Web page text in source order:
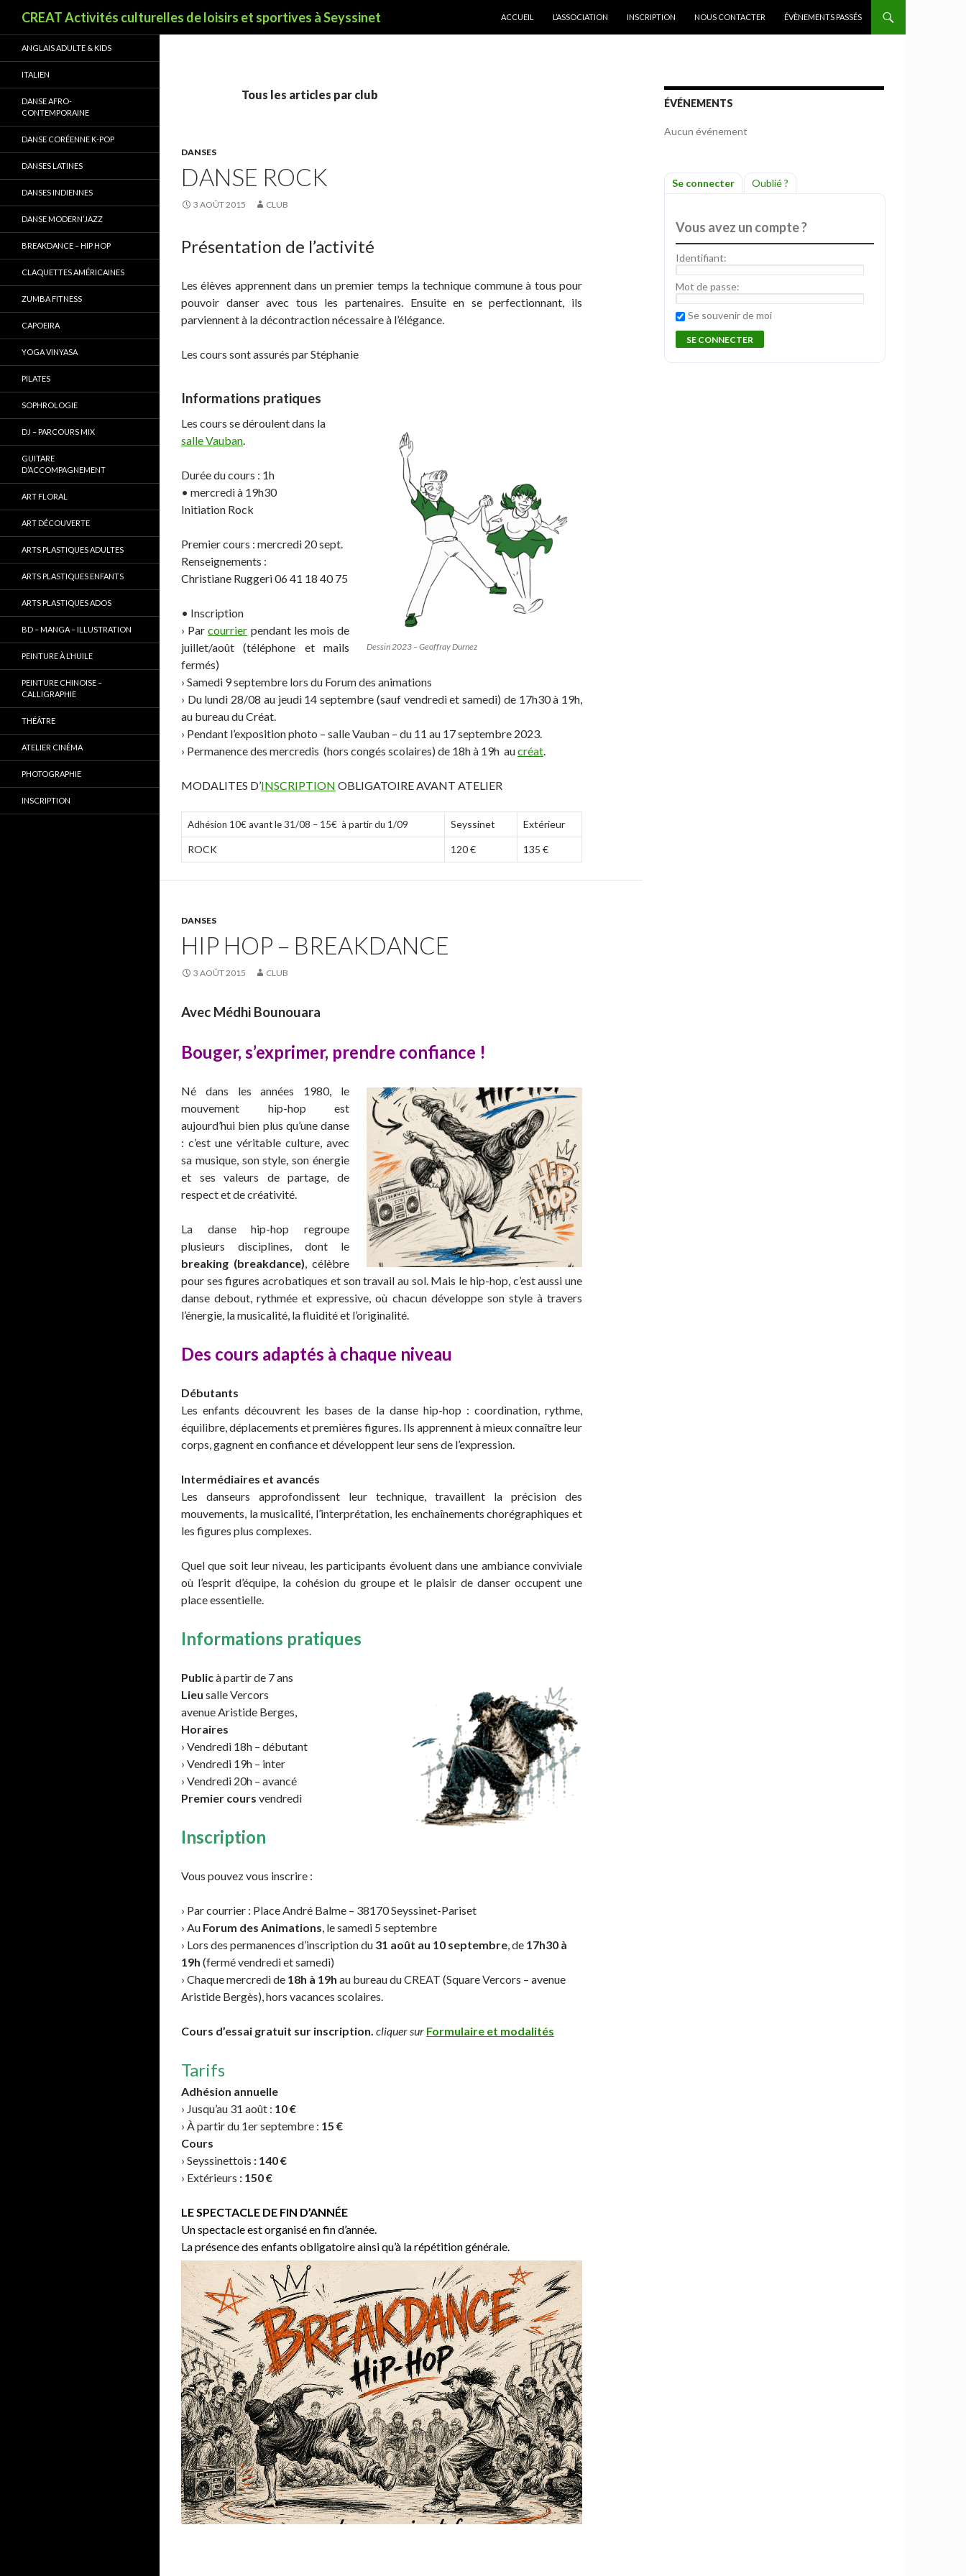
CREAT Activités culturelles de loisirs et sportives à Seyssinet
ACCUEIL
L’ASSOCIATION INSCRIPTION NOUS CONTACTER ÉVÈNEMENTS PASSÉS
Tous les articles par club
DANSES
DANSE ROCK
3 AOÛT 2015 CLUB
Présentation de l’activité
Les élèves apprennent dans un premier temps la technique commune à tous pour
pouvoir danser avec tous les partenaires. Ensuite en se perfectionnant, ils
parviennent à la décontraction nécessaire à l’élégance.
Les cours sont assurés par Stéphanie
Informations pratiques
Dessin 2023 – Geoffray Durnez
Les cours se déroulent dans la
salle Vauban.
Durée du cours : 1h
• mercredi à 19h30
Initiation Rock
Premier cours : mercredi 20sept.
Renseignements :
Christiane Ruggeri 06 41 18 40 75
• Inscription
› Parcourrier pendant les mois de
juillet/août (téléphone et mails
fermés)
› Samedi 9 septembre lors du Forum des animations
› Du lundi 28/08 au jeudi 14 septembre (sauf vendredi et samedi) de 17h30 à 19h,
au bureau du Créat.
› Pendant l’exposition photo – salle Vauban – du 11 au 17 septembre 2023.
› Permanence des mercredis (hors congés scolaires) de 18h à 19h aucréat.
MODALITES D’INSCRIPTION OBLIGATOIRE AVANT ATELIER
Adhésion 10€ avant le 31/08 – 15€ à partir du 1/09 Seyssinet Extérieur
ROCK 120 € 135 €
DANSES
HIP HOP – BREAKDANCE
3 AOÛT 2015 CLUB
Avec Médhi Bounouara
Bouger, s’exprimer, prendre confiance !
Né dans les années 1980, le
mouvement hip-hop est
aujourd’hui bien plus qu’une danse
: c’est une véritable culture, avec
sa musique, son style, son énergie
et ses valeurs de partage, de
respect et de créativité.
La danse hip-hop regroupe
plusieurs disciplines, dont le
breaking (breakdance), célèbre
pour ses figures acrobatiques et son travail au sol. Mais le hip-hop, c’est aussi une
danse debout, rythmée et expressive, où chacun développe son style à travers
l’énergie, la musicalité, la fluidité et l’originalité.
Des cours adaptés à chaque niveau
Débutants
Les enfants découvrent les bases de la danse hip-hop : coordination, rythme,
équilibre, déplacements et premières figures. Ils apprennent à mieux connaître leur
corps, gagnent en confiance et développent leur sens de l’expression.
Intermédiaires et avancés
Les danseurs approfondissent leur technique, travaillent la précision des
mouvements, la musicalité, l’interprétation, les enchaînements chorégraphiques et
les figures plus complexes.
Quel que soit leur niveau, les participants évoluent dans une ambiance conviviale
où l’esprit d’équipe, la cohésion du groupe et le plaisir de danser occupent une
place essentielle.
Informations pratiques
Publicà partir de 7 ans
Lieu salle Vercors
avenue Aristide Berges,
Horaires
› Vendredi 18h – débutant
› Vendredi 19h – inter
› Vendredi 20h – avancé
Premier cours vendredi
Inscription
Vous pouvez vous inscrire :
› Par courrier : Place André Balme – 38170 Seyssinet-Pariset
› Au Forum des Animations, le samedi 5 septembre
› Lors des permanences d’inscription du 31 août au 10 septembre, de 17h30 à
19h (fermé vendredi et samedi)
› Chaque mercredi de 18h à 19h au bureau du CREAT (Square Vercors – avenue
Aristide Bergès), hors vacances scolaires.
Cours d’essai gratuit sur inscription. cliquer sur Formulaire et modalités
Tarifs
Adhésion annuelle
› Jusqu’au 31 août : 10 €
› À partir du 1er septembre : 15 €
Cours
› Seyssinettois : 140 €
› Extérieurs : 150 €
LE SPECTACLE DE FIN D’ANNÉE
Un spectacle est organisé en fin d’année.
La présence des enfants obligatoire ainsi qu’à la répétition générale.
ÉVÉNEMENTS
Aucun événement
Se connecter Oublié ?
Vous avez un compte ?
Identifiant:
Mot de passe:
Se souvenir de moi
ANGLAIS ADULTE & KIDS
ITALIEN
DANSE AFRO-
CONTEMPORAINE
DANSE CORÉENNE K-POP
DANSES LATINES
DANSES INDIENNES
DANSE MODERN’JAZZ
BREAKDANCE – HIP HOP
CLAQUETTES AMÉRICAINES
ZUMBA FITNESS
CAPOEIRA
YOGA VINYASA
PILATES
SOPHROLOGIE
DJ – PARCOURS MIX
GUITARE
D’ACCOMPAGNEMENT
ART FLORAL
ART DÉCOUVERTE
ARTS PLASTIQUES ADULTES
ARTS PLASTIQUES ENFANTS
ARTS PLASTIQUES ADOS
BD – MANGA – ILLUSTRATION
PEINTURE À L’HUILE
PEINTURE CHINOISE –
CALLIGRAPHIE
THÉÂTRE
ATELIER CINÉMA
PHOTOGRAPHIE
INSCRIPTION